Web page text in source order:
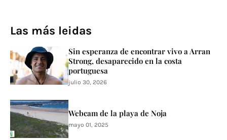
Las más leidas
Sin esperanza de encontrar vivo a Arran
Strong, desaparecido en la costa
portuguesa
julio 30, 2026
Webcam de la playa de Noja
mayo 01, 2025